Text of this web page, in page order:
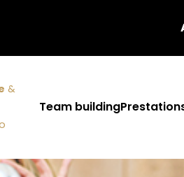
&
Team building